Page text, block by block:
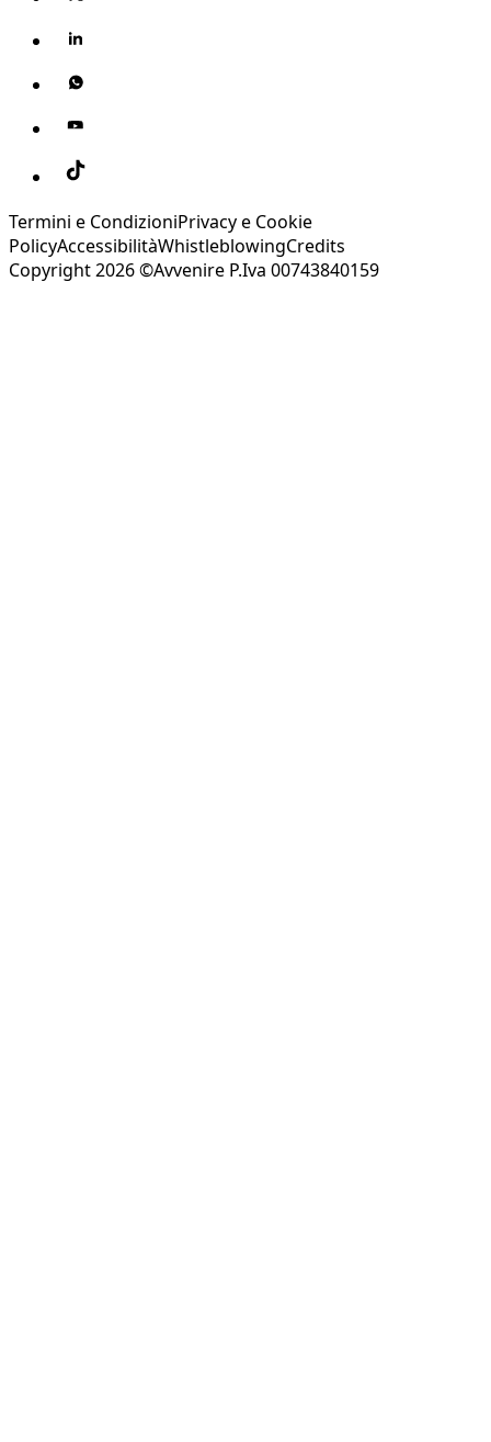
Termini e CondizioniPrivacy e Cookie
PolicyAccessibilitàWhistleblowingCredits
Copyright 2026 ©Avvenire P.Iva 00743840159